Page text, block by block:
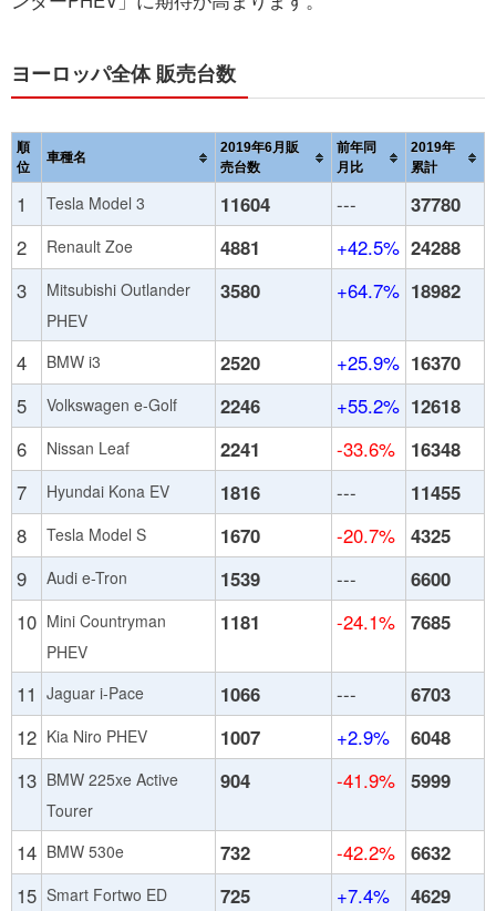
ヨーロッパ全体 販売台数
順
位
車種名
2019年6月販
売台数
前年同
月比
2019年
累計
1 Tesla Model 3 11604 ---
37780
2
Renault Zoe 4881 +42.5% 24288
3
Mitsubishi Outlander
PHEV
3580 +64.7% 18982
4 BMW i3 2520 +25.9% 16370
5
Volkswagen e-Golf 2246 +55.2% 12618
6
Nissan Leaf 2241 -33.6%
16348
7
Hyundai Kona EV 1816 ---
11455
8
Tesla Model S 1670 -20.7% 4325
9
Audi e-Tron 1539 ---
6600
10 Mini Countryman
PHEV
1181 -24.1% 7685
11 Jaguar i-Pace 1066 ---
6703
12 Kia Niro PHEV 1007 +2.9%
6048
13 BMW 225xe Active
Tourer
904 -41.9% 5999
14 BMW 530e 732 -42.2% 6632
15 Smart Fortwo ED 725 +7.4%
4629